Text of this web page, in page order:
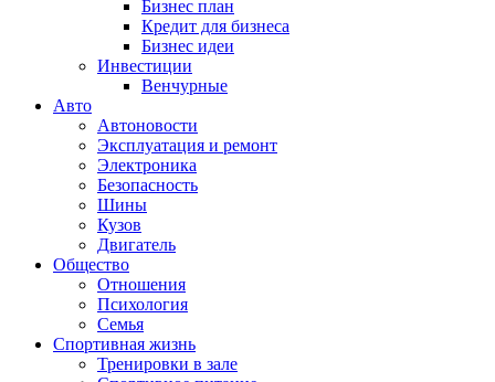
Бизнес план
Кредит для бизнеса
Бизнес идеи
Инвестиции
Венчурные
Авто
Автоновости
Эксплуатация и ремонт
Электроника
Безопасность
Шины
Кузов
Двигатель
Общество
Отношения
Психология
Семья
Спортивная жизнь
Тренировки в зале